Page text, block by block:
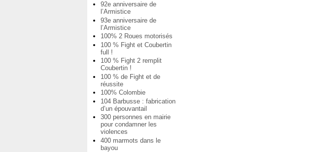
92e anniversaire de
l’Armistice
93e anniversaire de
l’Armistice
100% 2 Roues motorisés
100 % Fight et Coubertin
full !
100 % Fight 2 remplit
Coubertin !
100 % de Fight et de
réussite
100% Colombie
104 Barbusse : fabrication
d’un épouvantail
300 personnes en mairie
pour condamner les
violences
400 marmots dans le
bayou